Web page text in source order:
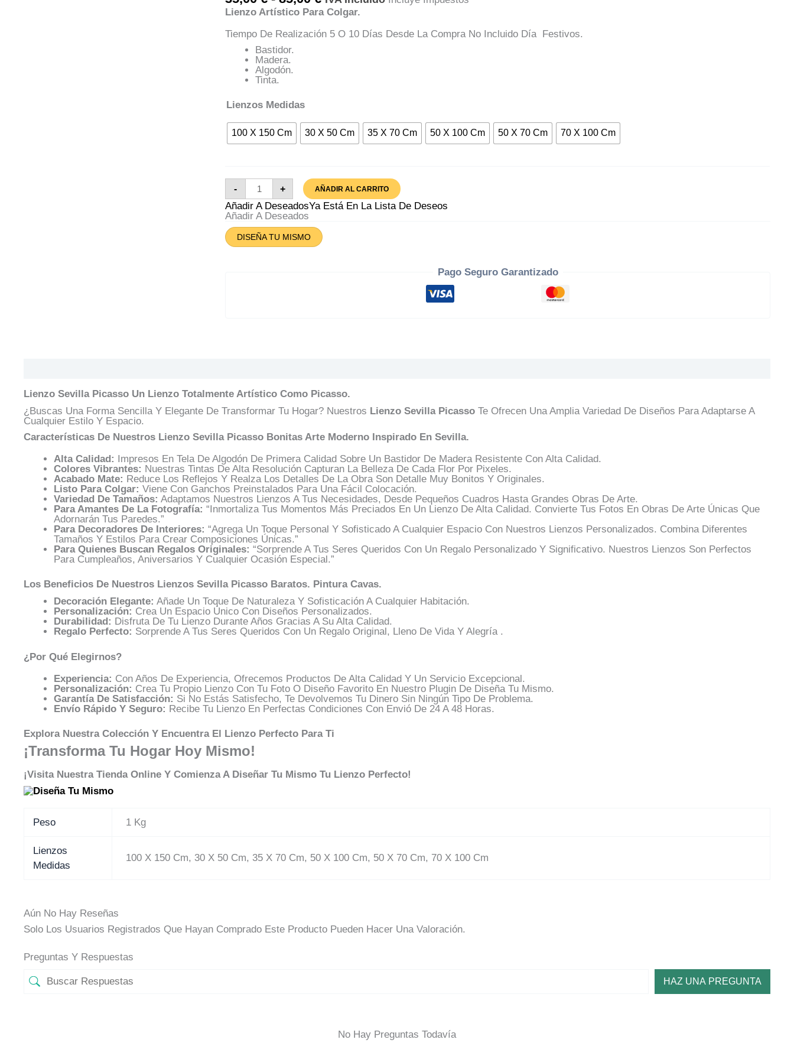
De
Precios:
Desde
35,00 €
Lienzo Artístico Para Colgar.
Tiempo De Realización 5 O 10 Días Desde La Compra No Incluido Día Festivos.
Bastidor.
Madera.
Algodón.
Tinta.
Lienzos Medidas
100 X 150 Cm 30 X 50 Cm 35 X 70 Cm 50 X 100 Cm 50 X 70 Cm 70 X 100 Cm
-
Lienzo
Sevilla
Picasso
Cantidad
+ AÑADIR AL CARRITO
Añadir A DeseadosYa Está En La Lista De Deseos
Añadir A Deseados
DISEÑA TU MISMO
Pago Seguro Garantizado
Lienzo Sevilla Picasso Un Lienzo Totalmente Artístico Como Picasso.
¿Buscas Una Forma Sencilla Y Elegante De Transformar Tu Hogar? Nuestros Lienzo Sevilla Picasso Te Ofrecen Una Amplia Variedad De Diseños Para Adaptarse A
Cualquier Estilo Y Espacio.
Características De Nuestros Lienzo Sevilla Picasso Bonitas Arte Moderno Inspirado En Sevilla.
Alta Calidad: Impresos En Tela De Algodón De Primera Calidad Sobre Un Bastidor De Madera Resistente Con Alta Calidad.
Colores Vibrantes: Nuestras Tintas De Alta Resolución Capturan La Belleza De Cada Flor Por Pixeles.
Acabado Mate: Reduce Los Reflejos Y Realza Los Detalles De La Obra Son Detalle Muy Bonitos Y Originales.
Listo Para Colgar: Viene Con Ganchos Preinstalados Para Una Fácil Colocación.
Variedad De Tamaños: Adaptamos Nuestros Lienzos A Tus Necesidades, Desde Pequeños Cuadros Hasta Grandes Obras De Arte.
Para Amantes De La Fotografía: “Inmortaliza Tus Momentos Más Preciados En Un Lienzo De Alta Calidad. Convierte Tus Fotos En Obras De Arte Únicas Que
Adornarán Tus Paredes.”
Para Decoradores De Interiores: “Agrega Un Toque Personal Y Sofisticado A Cualquier Espacio Con Nuestros Lienzos Personalizados. Combina Diferentes
Tamaños Y Estilos Para Crear Composiciones Únicas.”
Para Quienes Buscan Regalos Originales: “Sorprende A Tus Seres Queridos Con Un Regalo Personalizado Y Significativo. Nuestros Lienzos Son Perfectos
Para Cumpleaños, Aniversarios Y Cualquier Ocasión Especial.”
Los Beneficios De Nuestros Lienzos Sevilla Picasso Baratos. Pintura Cavas.
Decoración Elegante: Añade Un Toque De Naturaleza Y Sofisticación A Cualquier Habitación.
Personalización: Crea Un Espacio Único Con Diseños Personalizados.
Durabilidad: Disfruta De Tu Lienzo Durante Años Gracias A Su Alta Calidad.
Regalo Perfecto: Sorprende A Tus Seres Queridos Con Un Regalo Original, Lleno De Vida Y Alegría .
¿Por Qué Elegirnos?
Experiencia: Con Años De Experiencia, Ofrecemos Productos De Alta Calidad Y Un Servicio Excepcional.
Personalización: Crea Tu Propio Lienzo Con Tu Foto O Diseño Favorito En Nuestro Plugin De Diseña Tu Mismo.
Garantía De Satisfacción: Si No Estás Satisfecho, Te Devolvemos Tu Dinero Sin Ningún Tipo De Problema.
Envío Rápido Y Seguro: Recibe Tu Lienzo En Perfectas Condiciones Con Envió De 24 A 48 Horas.
Explora Nuestra Colección Y Encuentra El Lienzo Perfecto Para Ti
¡Transforma Tu Hogar Hoy Mismo!
¡Visita Nuestra Tienda Online Y Comienza A Diseñar Tu Mismo Tu Lienzo Perfecto!
Peso 1 Kg
Lienzos
Medidas
100 X 150 Cm, 30 X 50 Cm, 35 X 70 Cm, 50 X 100 Cm, 50 X 70 Cm, 70 X 100 Cm
Aún No Hay Reseñas
Solo Los Usuarios Registrados Que Hayan Comprado Este Producto Pueden Hacer Una Valoración.
Preguntas Y Respuestas
HAZ UNA PREGUNTA
No Hay Preguntas Todavía